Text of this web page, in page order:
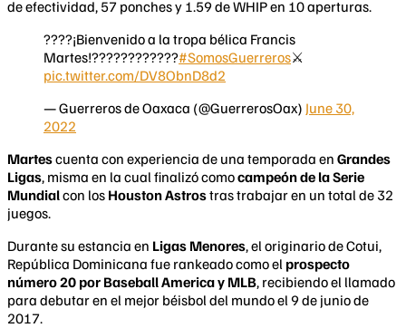
de efectividad, 57 ponches y 1.59 de WHIP en 10 aperturas.
????¡Bienvenido a la tropa bélica Francis
Martes!????????????#SomosGuerreros⚔️
pic.twitter.com/DV8ObnD8d2
— Guerreros de Oaxaca (@GuerrerosOax) June 30,
2022
Martescuenta con experiencia de una temporada en Grandes
Ligas, misma en la cual finalizó comocampeón de la Serie
Mundialcon los Houston Astrostras trabajar en un total de 32
juegos.
Durante su estancia en Ligas Menores, el originario de Cotui,
República Dominicana fue rankeado como el prospecto
número 20 por Baseball America y MLB, recibiendo el llamado
para debutar en el mejor béisbol del mundo el 9 de junio de
2017.